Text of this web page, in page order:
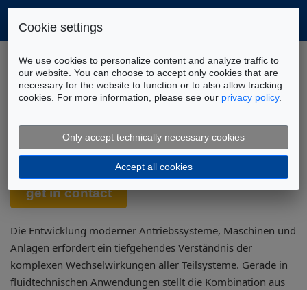
Home
Dienstleistungen
Modellbasierte Entwicklung
Modellbasierte Entwicklung –
Effiziente Simulation für optimale
Systemgestaltung
Die Entwicklung moderner Antriebssysteme, Maschinen und
Anlagen erfordert ein tiefgehendes Verständnis der
komplexen Wechselwirkungen aller Teilsysteme. Gerade in
fluidtechnischen Anwendungen stellt die Kombination aus
Cookie settings
We use cookies to personalize content and analyze traffic to
our website. You can choose to accept only cookies that are
necessary for the website to function or to also allow tracking
cookies. For more information, please see our privacy policy.
Only accept technically necessary cookies
Accept all cookies